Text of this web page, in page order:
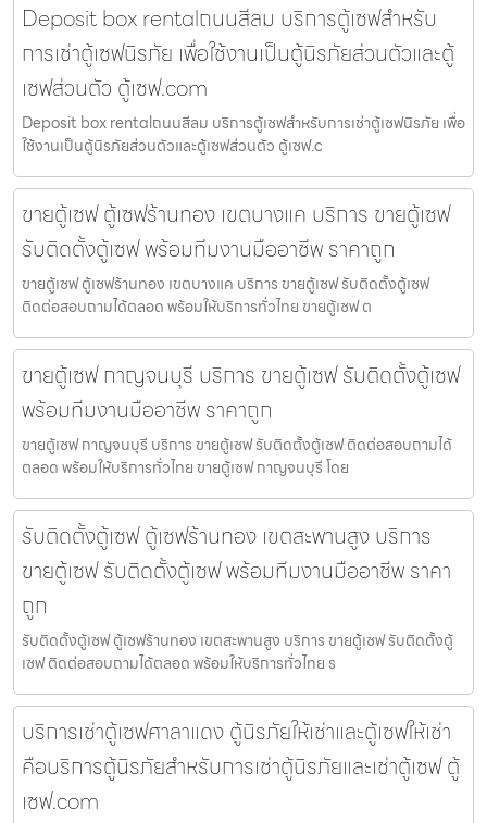
Deposit box rentalถนนสีลม บริการตู้เซฟสำหรับ
การเช่าตู้เซฟนิรภัย เพื่อใช้งานเป็นตู้นิรภัยส่วนตัวและตู้
เซฟส่วนตัว ตู้เซฟ.com
Deposit box rentalถนนสีลม บริการตู้เซฟสำหรับการเช่าตู้เซฟนิรภัย เพื่อ
ใช้งานเป็นตู้นิรภัยส่วนตัวและตู้เซฟส่วนตัว ตู้เซฟ.c
ขายตู้เซฟ ตู้เซฟร้านทอง เขตบางแค บริการ ขายตู้เซฟ
รับติดตั้งตู้เซฟ พร้อมทีมงานมืออาชีพ ราคาถูก
ขายตู้เซฟ ตู้เซฟร้านทอง เขตบางแค บริการ ขายตู้เซฟ รับติดตั้งตู้เซฟ
ติดต่อสอบถามได้ตลอด พร้อมให้บริการทั่วไทย ขายตู้เซฟ ต
ขายตู้เซฟ กาญจนบุรี บริการ ขายตู้เซฟ รับติดตั้งตู้เซฟ
พร้อมทีมงานมืออาชีพ ราคาถูก
ขายตู้เซฟ กาญจนบุรี บริการ ขายตู้เซฟ รับติดตั้งตู้เซฟ ติดต่อสอบถามได้
ตลอด พร้อมให้บริการทั่วไทย ขายตู้เซฟ กาญจนบุรี โดย
รับติดตั้งตู้เซฟ ตู้เซฟร้านทอง เขตสะพานสูง บริการ
ขายตู้เซฟ รับติดตั้งตู้เซฟ พร้อมทีมงานมืออาชีพ ราคา
ถูก
รับติดตั้งตู้เซฟ ตู้เซฟร้านทอง เขตสะพานสูง บริการ ขายตู้เซฟ รับติดตั้งตู้
เซฟ ติดต่อสอบถามได้ตลอด พร้อมให้บริการทั่วไทย ร
บริการเช่าตู้เซฟศาลาแดง ตู้นิรภัยให้เช่าและตู้เซฟให้เช่า
คือบริการตู้นิรภัยสำหรับการเช่าตู้นิรภัยและเช่าตู้เซฟ ตู้
เซฟ.com